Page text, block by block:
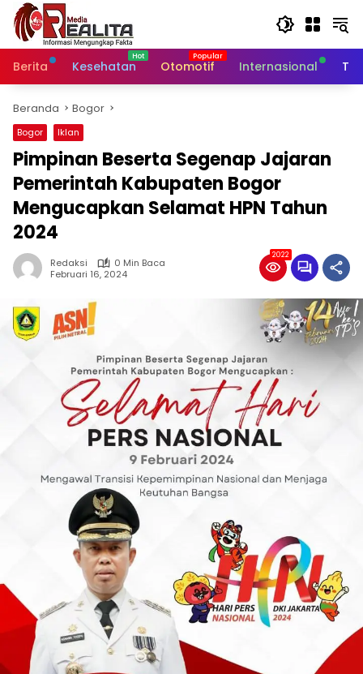
Langsung
konten
Berita
Kesehatan Otomotif Internasional
Beranda Bogor
Bogor Iklan
Pimpinan Beserta Segenap Jajaran
Pemerintah Kabupaten Bogor
Mengucapkan Selamat HPN Tahun
2024
Redaksi
0 Min Baca
Februari 16, 2024
2022